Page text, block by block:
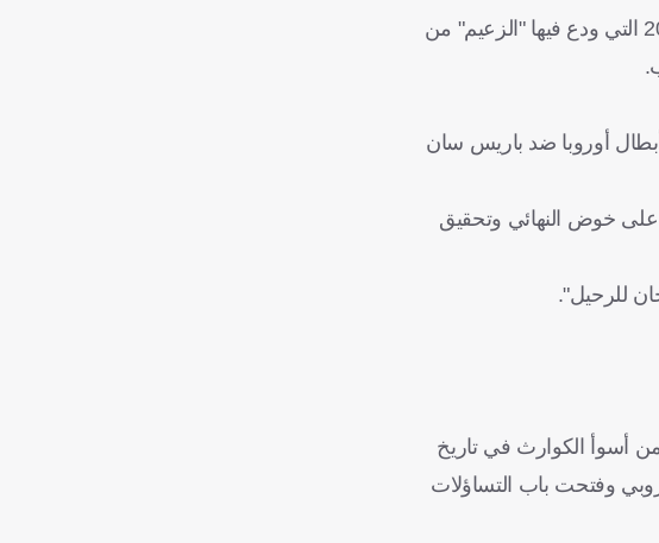
وكان إنزاجي قد تولى قيادة الهلال خلال يوليو/تموز المقبل، وبدأ المهمة بالمشاركة في بطولة كأس العالم للأندية 2025 التي ودع فيها "الزعيم" من
أوروبا ضد باريس سان
عالية، وكان يركز على خوض النهائي وتحقيق
للرحيل".
واحدة من أسوأ الكوارث في تاريخ
وفتحت باب التساؤلات